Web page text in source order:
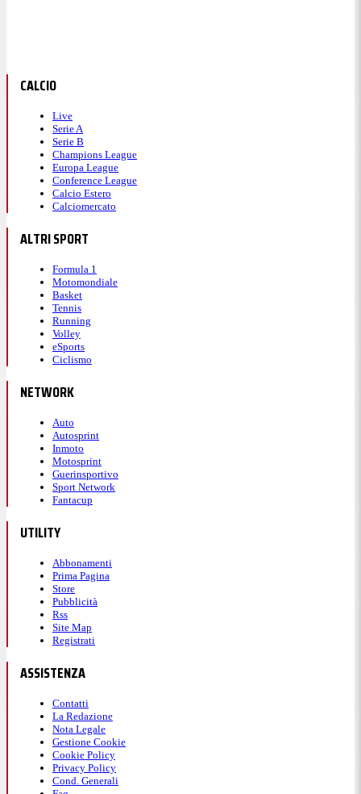
CALCIO
Live
Serie A
Serie B
Champions League
Europa League
Conference League
Calcio Estero
Calciomercato
ALTRI SPORT
Formula 1
Motomondiale
Basket
Tennis
Running
Volley
eSports
Ciclismo
NETWORK
Auto
Autosprint
Inmoto
Motosprint
Guerinsportivo
Sport Network
Fantacup
UTILITY
Abbonamenti
Prima Pagina
Store
Pubblicità
Rss
Site Map
Registrati
ASSISTENZA
Contatti
La Redazione
Nota Legale
Gestione Cookie
Cookie Policy
Privacy Policy
Cond. Generali